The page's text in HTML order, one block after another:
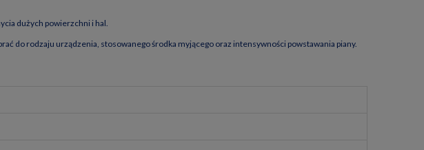
dużych powierzchni i hal.
do rodzaju urządzenia, stosowanego środka myjącego oraz intensywności powstawania piany.